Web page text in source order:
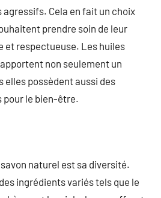
Cela en fait un choix
prendre soin de leur
et respectueuse. Les huiles
non seulement un
elles possèdent aussi des
pour le bien-être.
naturel est sa diversité.
ingrédients variés tels que le